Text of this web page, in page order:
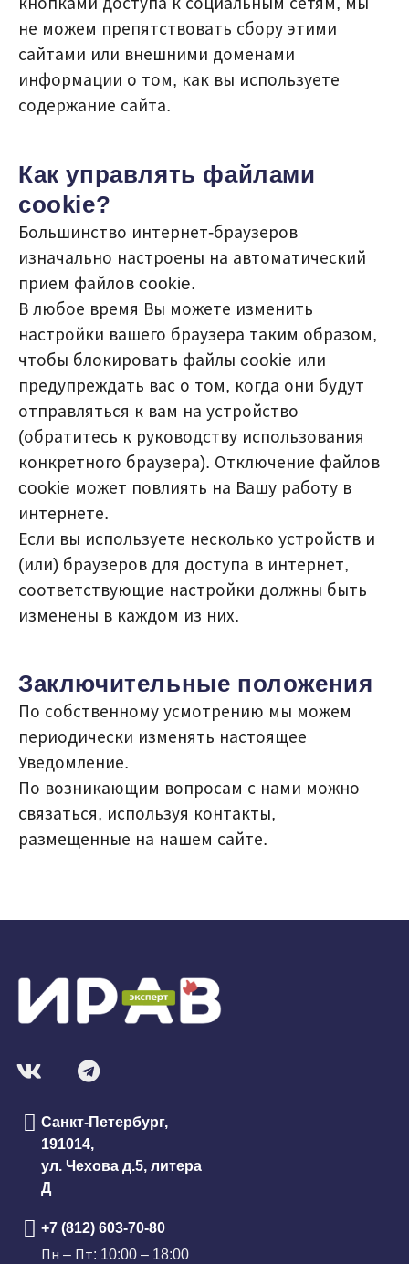
не можем препятствовать сбору этими
сайтами или внешними доменами
информации о том, как вы используете
содержание сайта.
Как управлять файлами
cookie?
Большинство интернет-браузеров
изначально настроены на автоматический
прием файлов cookie.
В любое время Вы можете изменить
настройки вашего браузера таким образом,
чтобы блокировать файлы cookie или
предупреждать вас о том, когда они будут
отправляться к вам на устройство
(обратитесь к руководству использования
конкретного браузера). Отключение файлов
cookie может повлиять на Вашу работу в
интернете.
Если вы используете несколько устройств и
(или) браузеров для доступа в интернет,
соответствующие настройки должны быть
изменены в каждом из них.
Заключительные положения
По собственному усмотрению мы можем
периодически изменять настоящее
Уведомление.
По возникающим вопросам с нами можно
связаться, используя контакты,
размещенные на нашем сайте.
Санкт-Петербург,
191014,
ул. Чехова д.5, литера
Д
+7 (812) 603-70-80
Пн – Пт: 10:00 – 18:00